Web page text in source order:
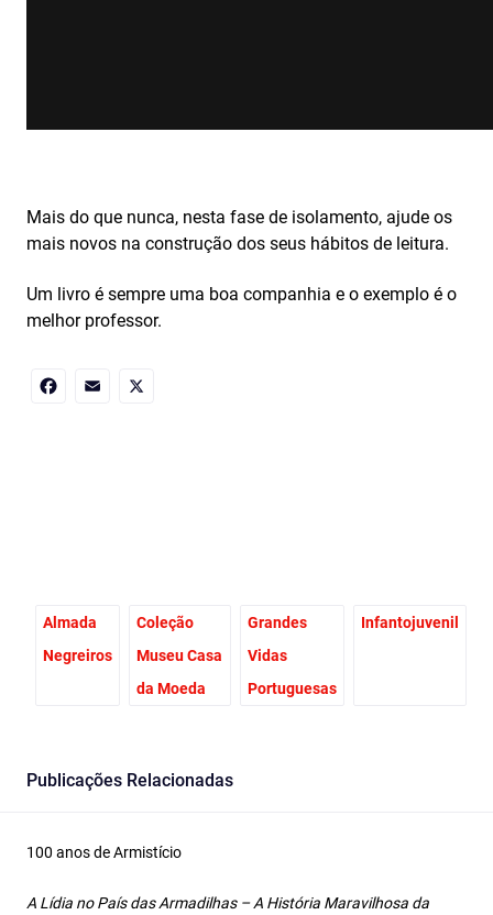
Mais do que nunca, nesta fase de isolamento, ajude os
mais novos na construção dos seus hábitos de leitura.
Um livro é sempre uma boa companhia e o exemplo é o
melhor professor.
Almada
Negreiros
Coleção
Museu Casa
da Moeda
Grandes
Vidas
Portuguesas
Infantojuvenil
Publicações Relacionadas
100 anos de Armistício
A Lídia no País das Armadilhas – A História Maravilhosa da